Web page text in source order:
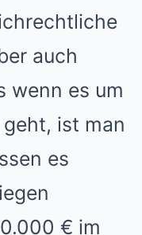
auch
wenn es um
ist man
es
€ im